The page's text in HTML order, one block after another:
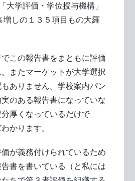
大学評価・学位授与機構」
しの１３５項目もの大羅
この報告書をまともに評価
またマーケットが大学選択
ありません。学校案内パン
のある報告書になっていな
厚くなっているだけで
かります。
が義務付けられているため
書を書いている（と私には